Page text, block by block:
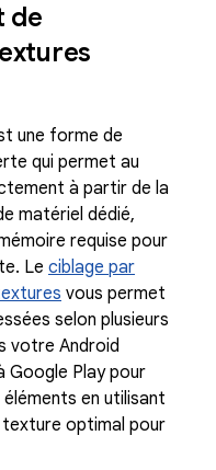
de
une forme de
qui permet au
à partir de la
matériel dédié,
requise pour
Le ciblage par
vous permet
selon plusieurs
votre Android
Google Play pour
en utilisant
optimal pour